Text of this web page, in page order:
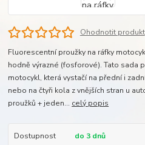
Ohodnotit produkt
Fluorescentní proužky na ráfky
hodně výrazné (fosforové). Tato sada
motocykl, která vystačí na přední i
nebo na čtyři kola z vnějších stran u
proužků + jeden... celý popis
Dostupnost
do 3 dnů